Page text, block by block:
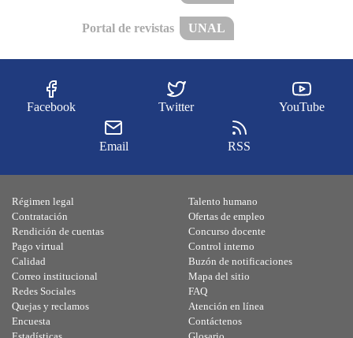
Portal de revistas UNAL
Facebook Twitter YouTube
Email RSS
Régimen legal
Contratación
Rendición de cuentas
Pago virtual
Calidad
Talento humano
Ofertas de empleo
Concurso docente
Control interno
Buzón de notificaciones
Correo institucional
Redes Sociales
Quejas y reclamos
Encuesta
Mapa del sitio
FAQ
Atención en línea
Contáctenos